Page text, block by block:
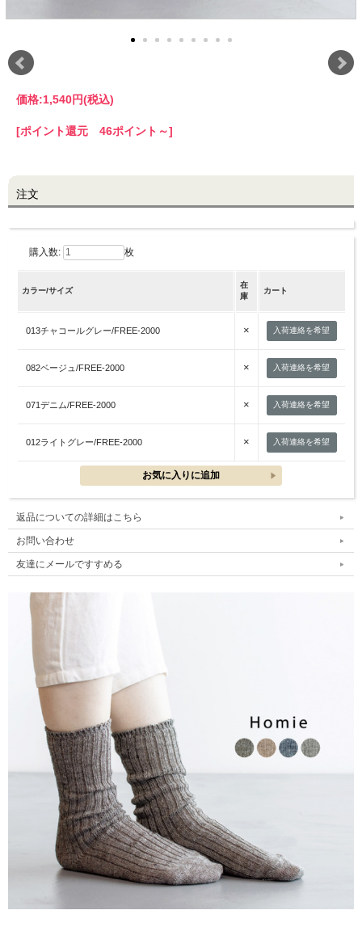
LINE@お友だち登録で
10%OFFクーポンプレゼント中!
価格:1,540円(税込)
[ポイント還元 46ポイント～]
注文
購入数: 枚
カラー/サイズ
在
庫
カート
013チャコールグレー/FREE-2000 × 入荷連絡を希望
082ベージュ/FREE-2000 × 入荷連絡を希望
071デニム/FREE-2000 × 入荷連絡を希望
012ライトグレー/FREE-2000 × 入荷連絡を希望
返品についての詳細はこちら
お問い合わせ
友達にメールですすめる